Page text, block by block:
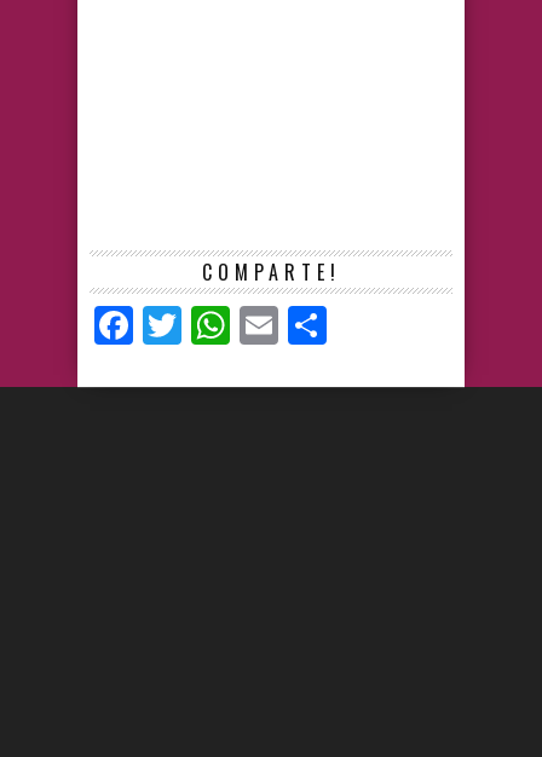
COMPARTE!
Facebook
TwitterWhatsApp
Email